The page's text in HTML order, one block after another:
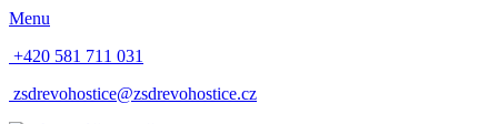
Menu
+420 581 711 031
zsdrevohostice@zsdrevohostice.cz